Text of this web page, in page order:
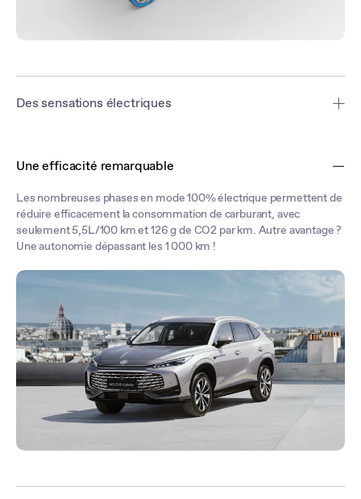
Des sensations électriques
électrique. Profitez d'une conduite fluide et réactive sans avoir
Une efficacité remarquable
Les nombreuses phases en mode 100% électrique permettent de
réduire efficacement la consommation de carburant, avec
seulement 5,5L/100 km et 126 g de CO2 par km. Autre avantage ?
Une autonomie dépassant les 1 000 km !